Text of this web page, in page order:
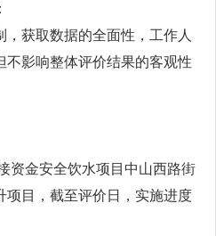
获取数据的全面性，工作人
不影响整体评价结果的客观性
资金安全饮水项目中山西路街
项目，截至评价日，实施进度